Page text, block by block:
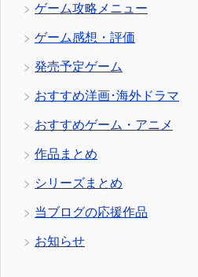
ゲーム攻略メニュー
ゲーム感想・評価
発売予定ゲーム
おすすめ洋画･海外ドラマ
おすすめゲーム・アニメ
作品まとめ
シリーズまとめ
当ブログの応援作品
お知らせ